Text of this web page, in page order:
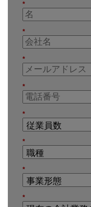
*
*
*
*
*
*
*
*